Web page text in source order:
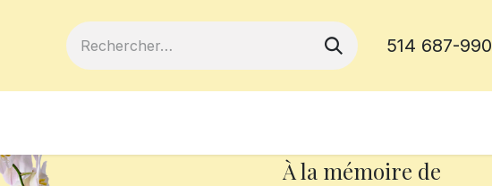
514 687-
À la mémoire de